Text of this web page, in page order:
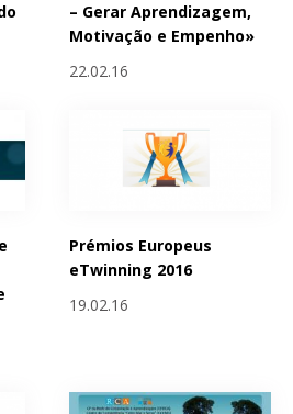
– Gerar Aprendizagem,
Motivação e Empenho»
22.02.16
Prémios Europeus
eTwinning 2016
19.02.16